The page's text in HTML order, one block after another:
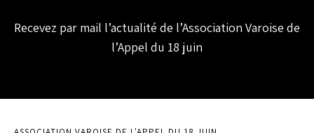
Recevez par mail l’actualité de l’Association Varoise de
l’Appel du 18 juin